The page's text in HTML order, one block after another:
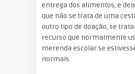
entrega dos alimentos, e
que não se trata de uma
outro tipo de doação, se
recurso que normalmente
merenda escolar se
normais.